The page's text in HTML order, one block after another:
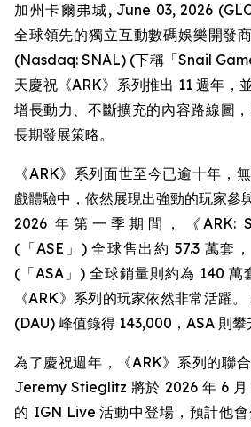
加州卡爾弗城, June 03, 2026
全球領先的獨立互動數碼娛樂開發
(Nasdaq: SNAL) (下稱「Snail
天慶祝《ARK》系列推出 11 週年，
增長動力、不斷擴充的內容路線圖
長期發展策略。
《ARK》系列面世至今已逾十年，
戲體驗中，依然展現出強勁的玩家參
2026 年第一季期間，
《ARK:
(「ASE」) 全球售出約 57.3 萬套，
(「ASA」) 全球銷量則約為 140 萬
《ARK》系列的玩家依然非常活躍
(DAU) 峰值錄得 143,000，ASA 則攀
為了慶祝週年，《ARK》系列的聯
Jeremy Stieglitz 將於 2026 年 6
的 IGN Live 活動中登場，預計他